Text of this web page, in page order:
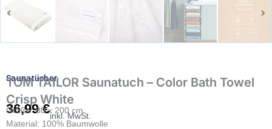
Saunatücher
TOM TAILOR Saunatuch – Color Bath Towel
Crisp White
36,99€inkl. MwSt.
Größe: 80 x 200 cm
Material: 100% Baumwolle